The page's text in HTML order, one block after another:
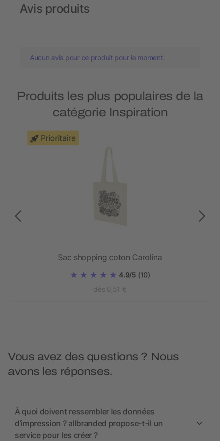
Avis produits
Aucun avis pour ce produit pour le moment.
Produits les plus populaires de la
catégorie Inspiration
Prioritaire
Sac shopping coton Carolina
4.9/5 (10)
dès 0,51 €
Vous avez des questions ? Nous
avons les réponses.
À quoi doivent ressembler les données
d’impression ? allbranded propose-t-il un
service pour les créer ?